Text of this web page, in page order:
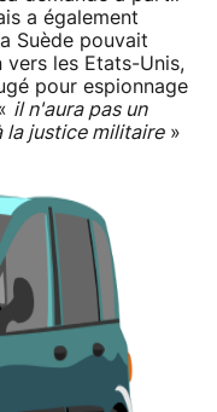
a également
Suède pouvait
les Etats-Unis,
pour espionnage
il n'aura pas un
la justice militaire»